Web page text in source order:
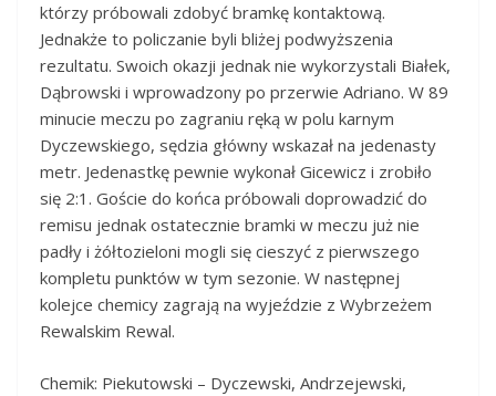
którzy próbowali zdobyć bramkę kontaktową.
Jednakże to policzanie byli bliżej podwyższenia
rezultatu. Swoich okazji jednak nie wykorzystali Białek,
Dąbrowski i wprowadzony po przerwie Adriano. W 89
minucie meczu po zagraniu ręką w polu karnym
Dyczewskiego, sędzia główny wskazał na jedenasty
metr. Jedenastkę pewnie wykonał Gicewicz i zrobiło
się 2:1. Goście do końca próbowali doprowadzić do
remisu jednak ostatecznie bramki w meczu już nie
padły i żółtozieloni mogli się cieszyć z pierwszego
kompletu punktów w tym sezonie. W następnej
kolejce chemicy zagrają na wyjeździe z Wybrzeżem
Rewalskim Rewal.
Chemik: Piekutowski – Dyczewski, Andrzejewski,